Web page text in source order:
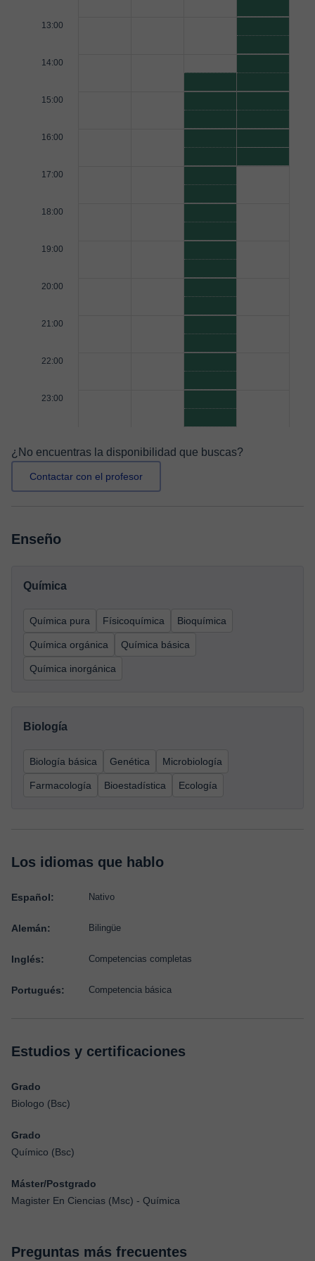
13:00
14:00
15:00
16:00
17:00
18:00
19:00
20:00
21:00
22:00
23:00
¿No encuentras la disponibilidad que buscas?
Contactar con el profesor
Enseño
Química
Química pura Físicoquímica Bioquímica
Química orgánica Química básica
Química inorgánica
Biología
Biología básica Genética Microbiología
Farmacología Bioestadística Ecología
Los idiomas que hablo
Español: Nativo
Alemán: Bilingüe
Inglés: Competencias completas
Portugués: Competencia básica
Estudios y certificaciones
Grado
Biologo (Bsc)
Grado
Químico (Bsc)
Máster/Postgrado
Magister En Ciencias (Msc) - Química
Preguntas más frecuentes